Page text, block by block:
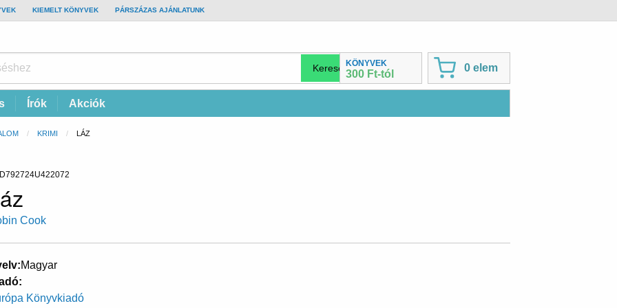
KIEMELT KÖNYVEK PÁRSZÁZAS AJÁNLATUNK
KÖNYVEK
300 Ft-tól
0 elem
Írók Akciók
KRIMI CURRENT:
LÁZ
Cook
Magyar
Könyvkiadó